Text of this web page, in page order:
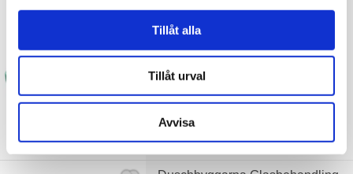
Tillåt alla
Tillåt urval
Avvisa
2 600 kr /st JUST NU!